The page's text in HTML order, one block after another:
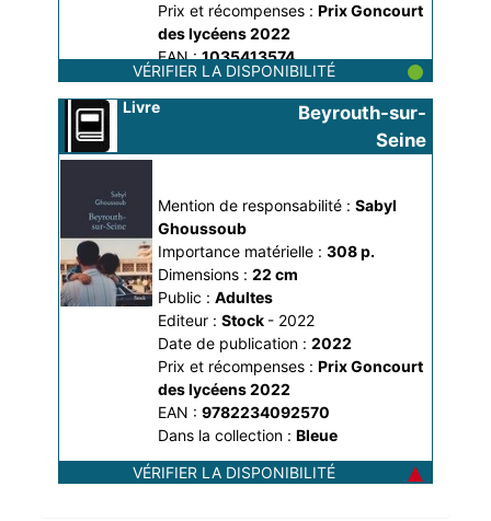
Prix et récompenses : Prix Goncourt
des lycéens 2022
EAN : 1035413574
Dans la collection : Ecoutez, c'est un
livre !
VÉRIFIER LA DISPONIBILITÉ
Livre
Beyrouth-sur-
Seine
Mention de responsabilité : Sabyl
Ghoussoub
Importance matérielle : 308 p.
Dimensions : 22 cm
Public : Adultes
Editeur : Stock - 2022
Date de publication : 2022
Prix et récompenses : Prix Goncourt
des lycéens 2022
EAN : 9782234092570
Dans la collection : Bleue
VÉRIFIER LA DISPONIBILITÉ